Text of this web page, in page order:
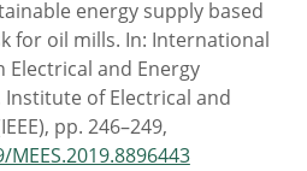
energy supply based
for oil mills. In: International
and Energy
Institute of Electrical and
pp. 246–249,